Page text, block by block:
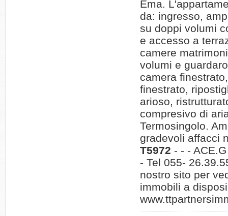
Ema.
da: ingresso,
su doppi volumi
e accesso a
camere
volumi e
camera
finestrato,
arioso,
compresivo di
Termosingolo.
gradevoli affacci
T5972 - - -
- Tel 055-
nostro sito per
immobili a